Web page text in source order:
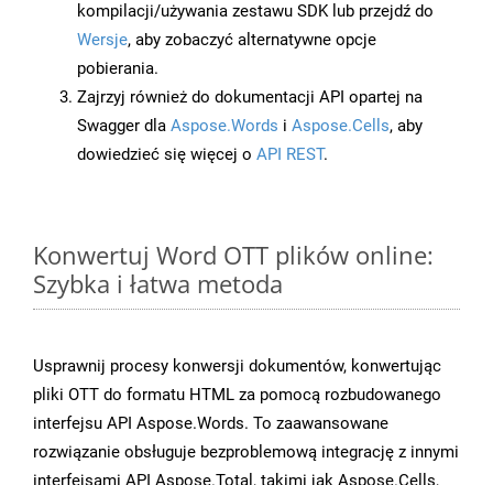
kompilacji/używania zestawu SDK lub przejdź do
Wersje, aby zobaczyć alternatywne opcje
pobierania.
Zajrzyj również do dokumentacji API opartej na
Swagger dla Aspose.Words i Aspose.Cells, aby
dowiedzieć się więcej o API REST.
Konwertuj Word OTT plików online:
Szybka i łatwa metoda
Usprawnij procesy konwersji dokumentów, konwertując
pliki OTT do formatu HTML za pomocą rozbudowanego
interfejsu API Aspose.Words. To zaawansowane
rozwiązanie obsługuje bezproblemową integrację z innymi
interfejsami API Aspose.Total, takimi jak Aspose.Cells,